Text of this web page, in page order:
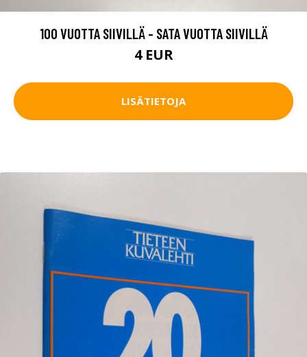
100 VUOTTA SIIVILLÄ - SATA VUOTTA SIIVILLÄ
4 EUR
LISÄTIETOJA